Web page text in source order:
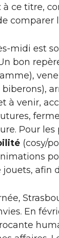
à ce titre,
comparer
midi est
bon
à venir,
Pour
(cosy/
afin
En